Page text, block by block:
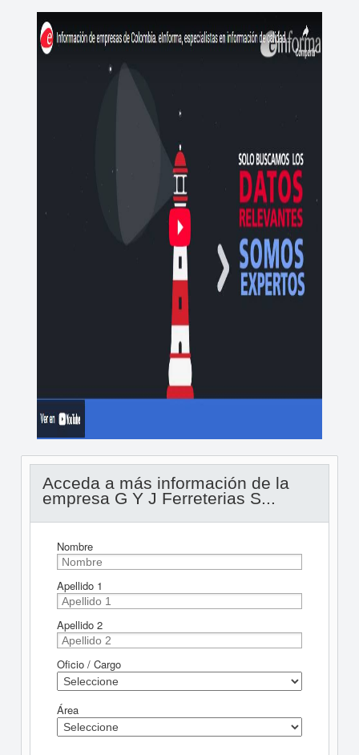
Acceda a más información de la
empresa G Y J Ferreterias S...
Nombre
Apellido 1
Apellido 2
Oficio / Cargo
Área